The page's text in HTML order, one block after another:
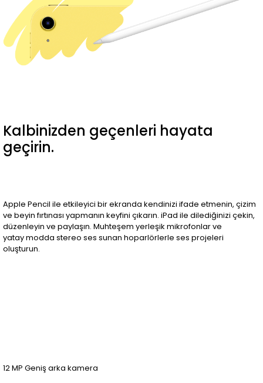
Kalbinizden geçenleri hayata
geçirin.
Apple Pencil ile etkileyici bir ekranda kendinizi ifade etmenin, çizim
ve beyin fırtınası yapmanın keyfini çıkarın. iPad ile dilediğinizi çekin,
düzenleyin ve paylaşın. Muhteşem yerleşik mikrofonlar ve
yatay modda stereo ses sunan hoparlörlerle ses projeleri
oluşturun.
12 MP Geniş arka kamera